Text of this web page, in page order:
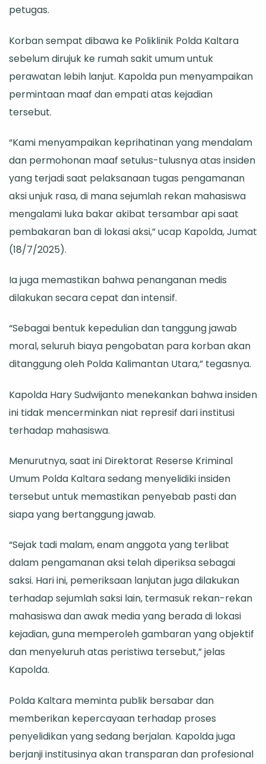
petugas.
Korban sempat dibawa ke Poliklinik Polda Kaltara
sebelum dirujuk ke rumah sakit umum untuk
perawatan lebih lanjut. Kapolda pun menyampaikan
permintaan maaf dan empati atas kejadian
tersebut.
“Kami menyampaikan keprihatinan yang mendalam
dan permohonan maaf setulus-tulusnya atas insiden
yang terjadi saat pelaksanaan tugas pengamanan
aksi unjuk rasa, di mana sejumlah rekan mahasiswa
mengalami luka bakar akibat tersambar api saat
pembakaran ban di lokasi aksi,” ucap Kapolda, Jumat
(18/7/2025).
Ia juga memastikan bahwa penanganan medis
dilakukan secara cepat dan intensif.
“Sebagai bentuk kepedulian dan tanggung jawab
moral, seluruh biaya pengobatan para korban akan
ditanggung oleh Polda Kalimantan Utara,” tegasnya.
Kapolda Hary Sudwijanto menekankan bahwa insiden
ini tidak mencerminkan niat represif dari institusi
terhadap mahasiswa.
Menurutnya, saat ini Direktorat Reserse Kriminal
Umum Polda Kaltara sedang menyelidiki insiden
tersebut untuk memastikan penyebab pasti dan
siapa yang bertanggung jawab.
“Sejak tadi malam, enam anggota yang terlibat
dalam pengamanan aksi telah diperiksa sebagai
saksi. Hari ini, pemeriksaan lanjutan juga dilakukan
terhadap sejumlah saksi lain, termasuk rekan-rekan
mahasiswa dan awak media yang berada di lokasi
kejadian, guna memperoleh gambaran yang objektif
dan menyeluruh atas peristiwa tersebut,” jelas
Kapolda.
Polda Kaltara meminta publik bersabar dan
memberikan kepercayaan terhadap proses
penyelidikan yang sedang berjalan. Kapolda juga
berjanji institusinya akan transparan dan profesional